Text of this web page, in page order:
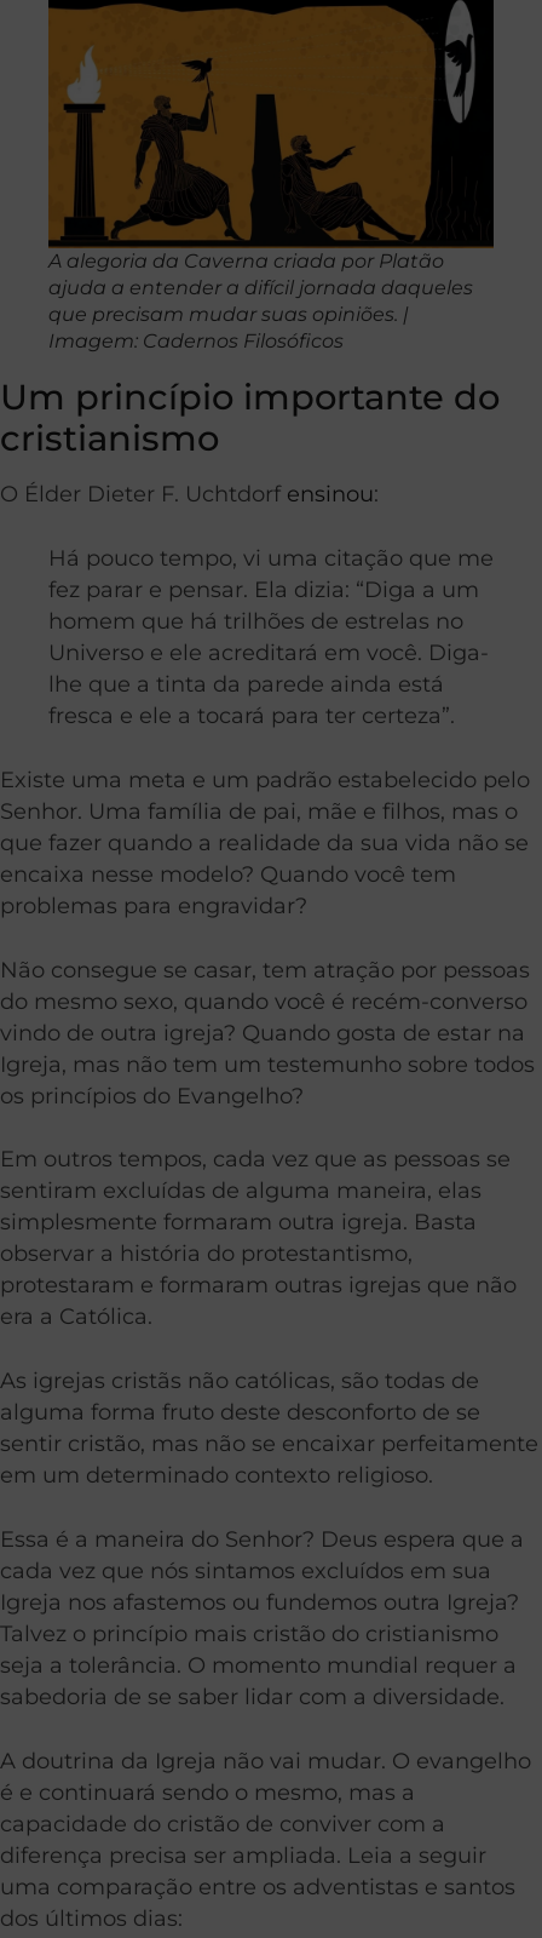
A alegoria da Caverna criada por Platão
ajuda a entender a difícil jornada daqueles
que precisam mudar suas opiniões. |
Imagem: Cadernos Filosóficos
Um princípio importante do
cristianismo
O Élder Dieter F. Uchtdorf ensinou:
Há pouco tempo, vi uma citação que me
fez parar e pensar. Ela dizia: “Diga a um
homem que há trilhões de estrelas no
Universo e ele acreditará em você. Diga-
lhe que a tinta da parede ainda está
fresca e ele a tocará para ter certeza”.
Existe uma meta e um padrão estabelecido pelo
Senhor. Uma família de pai, mãe e filhos, mas o
que fazer quando a realidade da sua vida não se
encaixa nesse modelo? Quando você tem
problemas para engravidar?
Não consegue se casar, tem atração por pessoas
do mesmo sexo, quando você é recém-converso
vindo de outra igreja? Quando gosta de estar na
Igreja, mas não tem um testemunho sobre todos
os princípios do Evangelho?
Em outros tempos, cada vez que as pessoas se
sentiram excluídas de alguma maneira, elas
simplesmente formaram outra igreja. Basta
observar a história do protestantismo,
protestaram e formaram outras igrejas que não
era a Católica.
As igrejas cristãs não católicas, são todas de
alguma forma fruto deste desconforto de se
sentir cristão, mas não se encaixar perfeitamente
em um determinado contexto religioso.
Essa é a maneira do Senhor? Deus espera que a
cada vez que nós sintamos excluídos em sua
Igreja nos afastemos ou fundemos outra Igreja?
Talvez o princípio mais cristão do cristianismo
seja a tolerância. O momento mundial requer a
sabedoria de se saber lidar com a diversidade.
A doutrina da Igreja não vai mudar. O evangelho
é e continuará sendo o mesmo, mas a
capacidade do cristão de conviver com a
diferença precisa ser ampliada. Leia a seguir
uma comparação entre os adventistas e santos
dos últimos dias: